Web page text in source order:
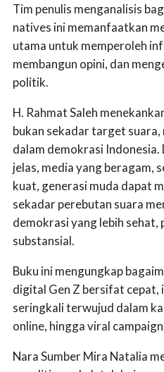
Tim penulis menganalisis
natives ini memanfaatkan
utama untuk memperoleh
membangun opini, dan
politik.
H. Rahmat Saleh
bukan sekadar target
dalam demokrasi Indonesia.
jelas, media yang beragam,
kuat, generasi muda dapat
sekadar perebutan suara
demokrasi yang lebih
substansial.
Buku ini mengungkap
digital Gen Z bersifat cepat,
seringkali terwujud dalam
online, hingga viral
Nara Sumber Mira Natalia